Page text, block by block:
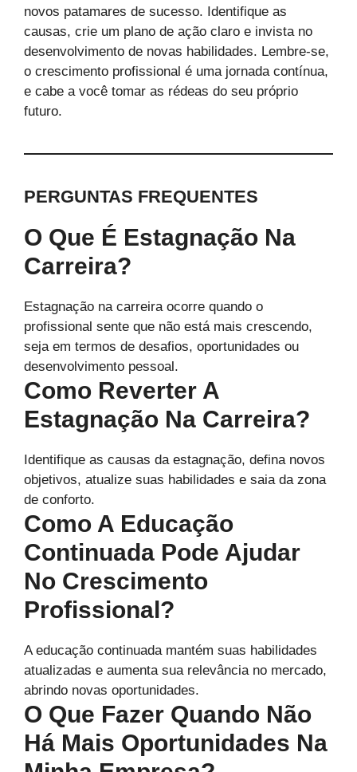
novos patamares de sucesso. Identifique as
causas, crie um plano de ação claro e invista no
desenvolvimento de novas habilidades. Lembre-se,
o crescimento profissional é uma jornada contínua,
e cabe a você tomar as rédeas do seu próprio
futuro.
PERGUNTAS FREQUENTES
O Que É Estagnação Na
Carreira?
Estagnação na carreira ocorre quando o
profissional sente que não está mais crescendo,
seja em termos de desafios, oportunidades ou
desenvolvimento pessoal.
Como Reverter A
Estagnação Na Carreira?
Identifique as causas da estagnação, defina novos
objetivos, atualize suas habilidades e saia da zona
de conforto.
Como A Educação
Continuada Pode Ajudar
No Crescimento
Profissional?
A educação continuada mantém suas habilidades
atualizadas e aumenta sua relevância no mercado,
abrindo novas oportunidades.
O Que Fazer Quando Não
Há Mais Oportunidades Na